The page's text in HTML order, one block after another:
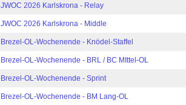
JWOC 2026 Karlskrona - Relay
JWOC 2026 Karlskrona - Middle
Brezel-OL-Wochenende - Knödel-Staffel
Brezel-OL-Wochenende - BRL / BC MIttel-OL
Brezel-OL-Wochenende - Sprint
Brezel-OL-Wochenende - BM Lang-OL